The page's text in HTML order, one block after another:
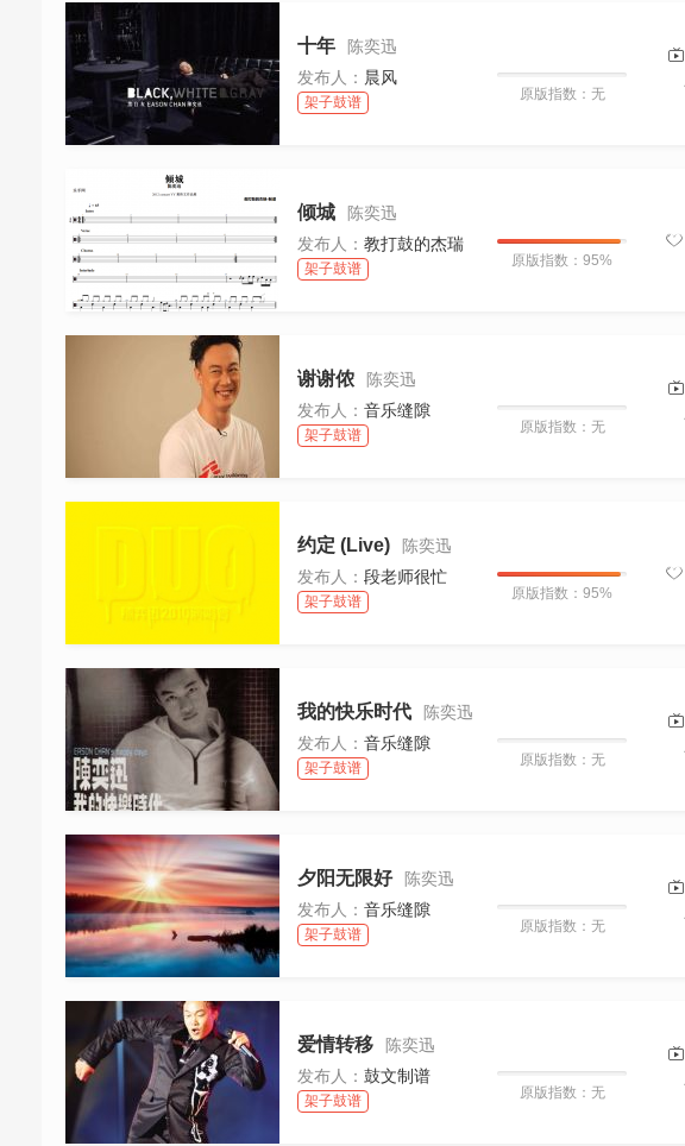
十年
陈奕迅
发布人： 晨风
架子鼓谱
原版指数：无
倾城
陈奕迅
发布人： 教打鼓的杰瑞
架子鼓谱
原版指数：95%
谢谢侬
陈奕迅
发布人： 音乐缝隙
架子鼓谱
原版指数：无
约定 (Live)
陈奕迅
发布人： 段老师很忙
架子鼓谱
原版指数：95%
我的快乐时代
陈奕迅
发布人： 音乐缝隙
架子鼓谱
原版指数：无
夕阳无限好
陈奕迅
发布人： 音乐缝隙
架子鼓谱
原版指数：无
爱情转移
陈奕迅
发布人： 鼓文制谱
架子鼓谱
原版指数：无